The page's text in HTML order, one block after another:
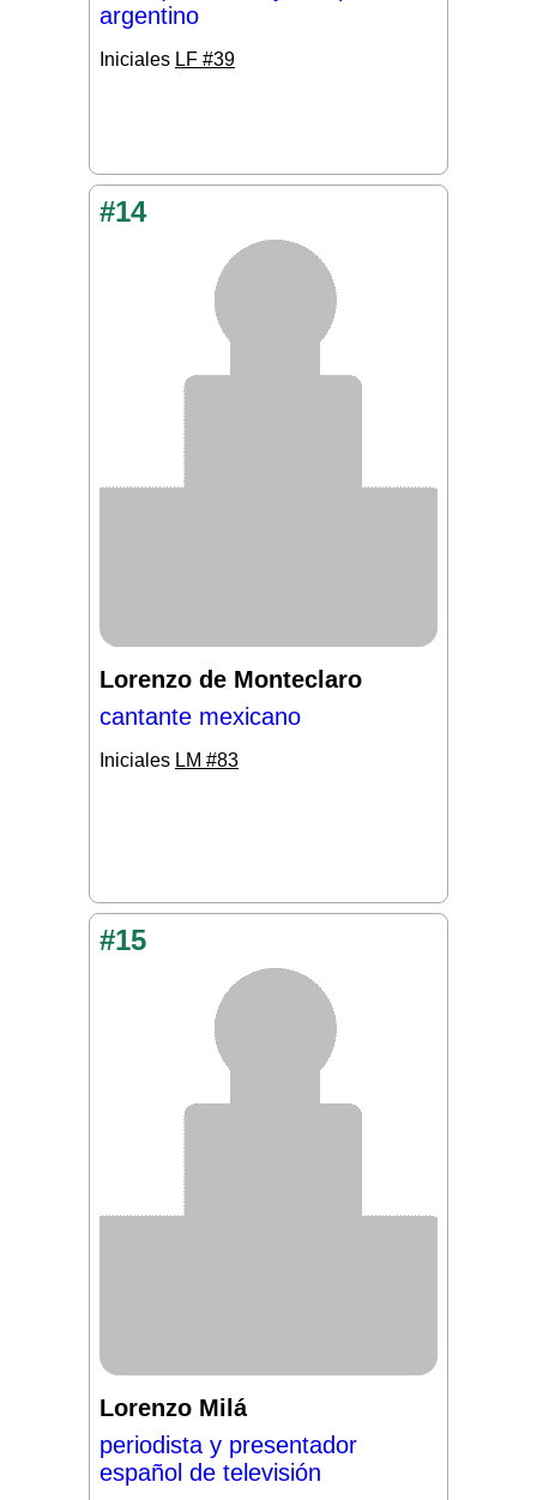
argentino
Iniciales LF #39
#14
Lorenzo de Monteclaro
cantante mexicano
Iniciales LM #83
#15
Lorenzo Milá
periodista y presentador
español de televisión